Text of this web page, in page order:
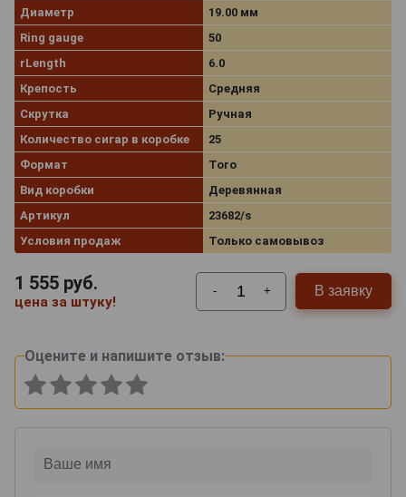
Диаметр
19.00 мм
Ring gauge
50
rLength
6.0
Крепость
Средняя
Скрутка
Ручная
Количество сигар в коробке
25
Формат
Toro
Вид коробки
Деревянная
Артикул
23682/s
Условия продаж
Только самовывоз
1 555 руб.
цена за штуку!
- + В заявку
Оцените и напишите отзыв: